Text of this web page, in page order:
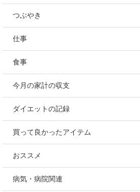
つぶやき
仕事
食事
今月の家計の収支
ダイエットの記録
買って良かったアイテム
おススメ
病気・病院関連